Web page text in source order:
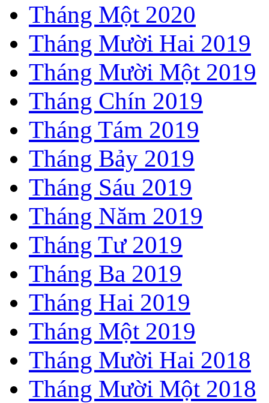
Tháng Một 2020
Tháng Mười Hai 2019
Tháng Mười Một 2019
Tháng Chín 2019
Tháng Tám 2019
Tháng Bảy 2019
Tháng Sáu 2019
Tháng Năm 2019
Tháng Tư 2019
Tháng Ba 2019
Tháng Hai 2019
Tháng Một 2019
Tháng Mười Hai 2018
Tháng Mười Một 2018